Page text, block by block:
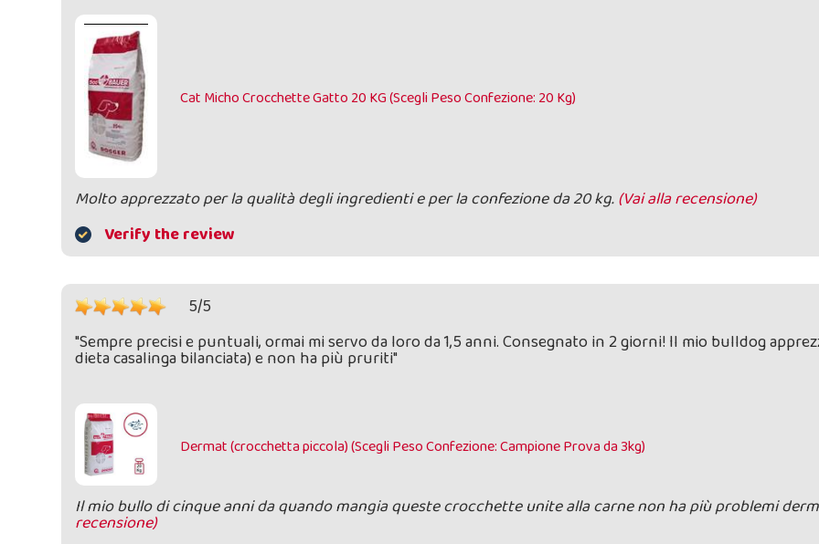
Cat Micho Crocchette Gatto 20 KG (Scegli Peso Confezione: 20 Kg)
Molto apprezzato per la qualità degli ingredienti e per la confezione da 20 kg.(Vai alla recensione)
Verify the review
5/5
"Sempre precisi e puntuali, ormai mi servo da loro da 1,5 anni. Consegnato in 2 giorni! Il mio bulldog
dieta casalinga bilanciata) e non ha più pruriti"
Dermat (crocchetta piccola) (Scegli Peso Confezione: Campione Prova da 3kg)
Il mio bullo di cinque anni da quando mangia queste crocchette unite alla carne non ha più problemi
recensione)